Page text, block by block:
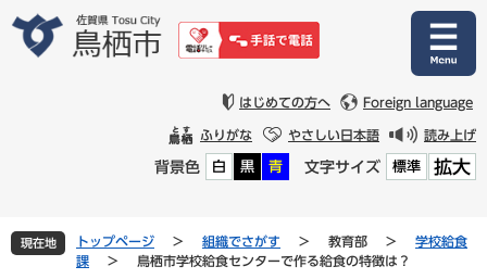
文
はじめての方へ Foreign language
ふりがな やさしい日本語 読み上げ
背景色 白 黒 青 文字サイズ 標準 拡大
現在地 トップページ > 組織でさがす > 教育部 >
学校給食
課
> 鳥栖市学校給食センターで作る給食の特徴は？